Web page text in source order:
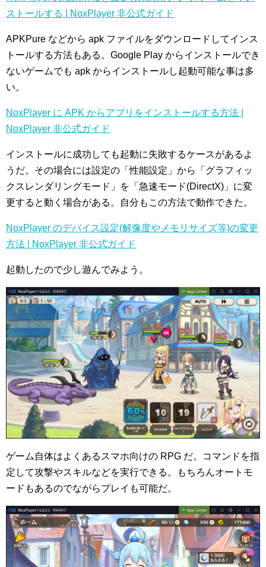
ストールする | NoxPlayer 非公式ガイド
APKPure などから apk ファイルをダウンロードしてインス
トールする方法もある。Google Play からインストールでき
ないゲームでも apk からインストールし起動可能な事は多
い。
NoxPlayer に APK からアプリをインストールする方法 |
NoxPlayer 非公式ガイド
インストールに成功しても起動に失敗するケースがあるよ
うだ。その場合には設定の「性能設定」から「グラフィッ
クスレンダリングモード」を「急速モード(DirectX)」に変
更すると動く場合がある。自分もこの方法で動作できた。
NoxPlayer のデバイス設定(解像度やメモリサイズ等)の変更
方法 | NoxPlayer 非公式ガイド
起動したので少し遊んでみよう。
ゲーム自体はよくあるスマホ向けの RPG だ。コマンドを指
定して攻撃やスキルなどを実行できる。もちろんオートモ
ードもあるのでながらプレイも可能だ。